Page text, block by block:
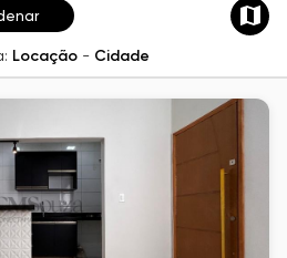
Locação - Cidade